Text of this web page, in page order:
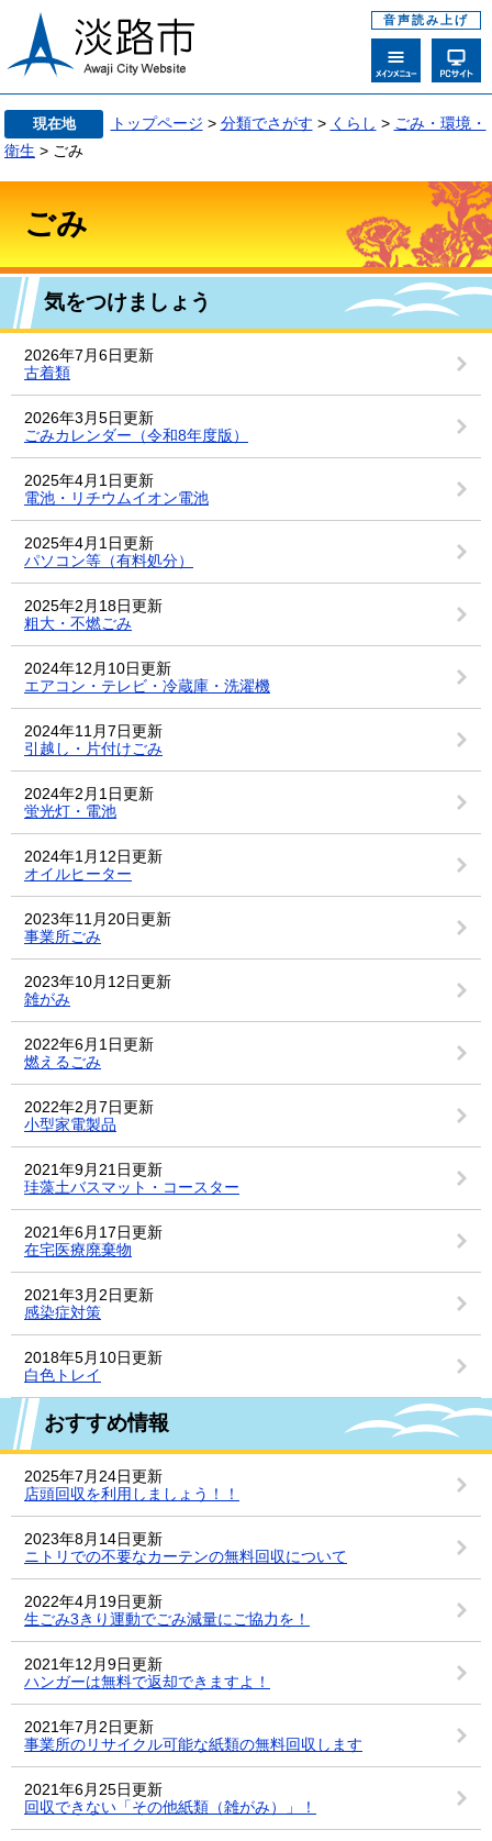
音声読み上げ
現在地 トップページ > 分類でさがす > くらし > ごみ・環境・
衛生 > ごみ
ごみ
気をつけましょう
2026年7月6日更新
古着類
2026年3月5日更新
ごみカレンダー（令和8年度版）
2025年4月1日更新
電池・リチウムイオン電池
2025年4月1日更新
パソコン等（有料処分）
2025年2月18日更新
粗大・不燃ごみ
2024年12月10日更新
エアコン・テレビ・冷蔵庫・洗濯機
2024年11月7日更新
引越し・片付けごみ
2024年2月1日更新
蛍光灯・電池
2024年1月12日更新
オイルヒーター
2023年11月20日更新
事業所ごみ
2023年10月12日更新
雑がみ
2022年6月1日更新
燃えるごみ
2022年2月7日更新
小型家電製品
2021年9月21日更新
珪藻土バスマット・コースター
2021年6月17日更新
在宅医療廃棄物
2021年3月2日更新
感染症対策
2018年5月10日更新
白色トレイ
おすすめ情報
2025年7月24日更新
店頭回収を利用しましょう！！
2023年8月14日更新
ニトリでの不要なカーテンの無料回収について
2022年4月19日更新
生ごみ3きり運動でごみ減量にご協力を！
2021年12月9日更新
ハンガーは無料で返却できますよ！
2021年7月2日更新
事業所のリサイクル可能な紙類の無料回収します
2021年6月25日更新
回収できない「その他紙類（雑がみ）」！